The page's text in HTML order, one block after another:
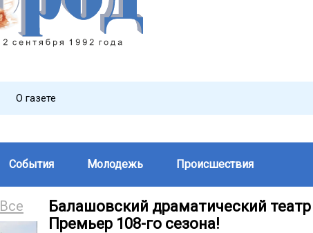
О газете
События Молодежь Происшествия
Все
Балашовский драматический
Премьер 108-го сезона!